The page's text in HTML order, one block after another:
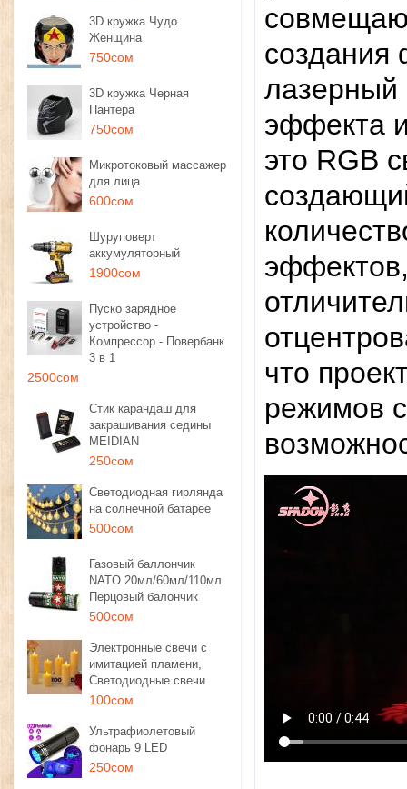
3D кружка Чудо
Женщина
750сом
3D кружка Черная
Пантера
750сом
Микротоковый массажер
для лица
600сом
Шуруповерт
аккумуляторный
1900сом
Пуско зарядное
устройство -
Компрессор - Повербанк
3 в 1
2500сом
Стик карандаш для
закрашивания седины
MEIDIAN
250сом
Светодиодная гирлянда
на солнечной батарее
500сом
Газовый баллончик
NATO 20мл/60мл/110мл
Перцовый балончик
500сом
Электронные свечи с
имитацией пламени,
Светодиодные свечи
100сом
Ультрафиолетовый
фонарь 9 LED
250сом
создания
лазерный
эффекта
это RGB
что
режимов